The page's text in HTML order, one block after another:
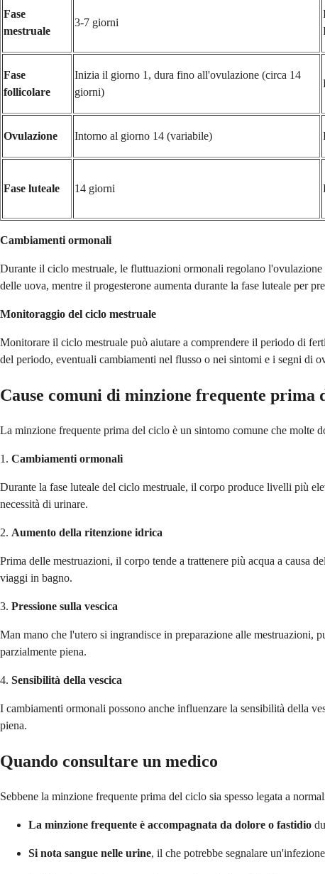
Fase
mestruale
3-7 giorni
Fase
follicolare
Inizia il giorno 1, dura fino all'ovulazione (circa 14
giorni)
Ovulazione Intorno al giorno 14 (variabile)
Fase luteale 14 giorni
Cambiamenti ormonali
Durante il ciclo mestruale, le fluttuazioni ormonali regolano
delle uova, mentre il progesterone aumenta durante la fase luteale per
Monitoraggio del ciclo mestruale
Monitorare il ciclo mestruale può aiutare a comprendere il periodo di
del periodo, eventuali cambiamenti nel flusso o nei sintomi e i segni di
Cause comuni di minzione frequente prima
La minzione frequente prima del ciclo è un sintomo comune che molte
1. Cambiamenti ormonali
Durante la fase luteale del ciclo mestruale, il corpo produce livelli più
necessità di urinare.
2. Aumento della ritenzione idrica
Prima delle mestruazioni, il corpo tende a trattenere più acqua a causa
viaggi in bagno.
3. Pressione sulla vescica
Man mano che l'utero si ingrandisce in preparazione alle mestruazioni,
parzialmente piena.
4. Sensibilità della vescica
I cambiamenti ormonali possono anche influenzare la sensibilità della
piena.
Quando consultare un medico
Sebbene la minzione frequente prima del ciclo sia spesso legata a
La minzione frequente è accompagnata da dolore o fastidio
Si nota sangue nelle urine, il che potrebbe segnalare